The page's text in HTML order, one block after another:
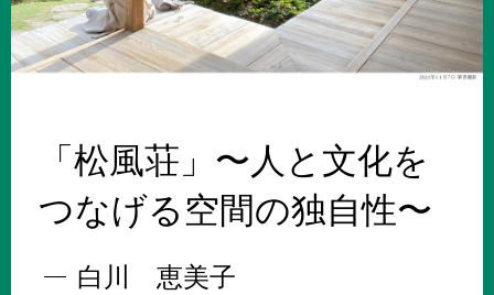
「松風荘」〜人と文化を
つなげる空間の独自性〜
白川 恵美子